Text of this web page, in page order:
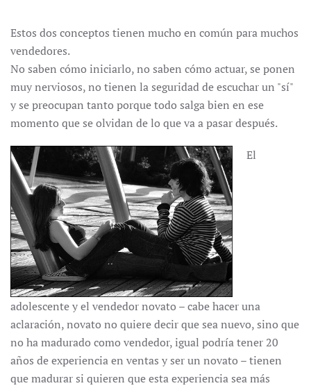
Estos dos conceptos tienen mucho en común para muchos
vendedores.
No saben cómo iniciarlo, no saben cómo actuar, se ponen
muy nerviosos, no tienen la seguridad de escuchar un "sí"
y se preocupan tanto porque todo salga bien en ese
momento que se olvidan de lo que va a pasar después.
El
adolescente y el vendedor novato – cabe hacer una
aclaración, novato no quiere decir que sea nuevo, sino que
no ha madurado como vendedor, igual podría tener 20
años de experiencia en ventas y ser un novato – tienen
que madurar si quieren que esta experiencia sea más